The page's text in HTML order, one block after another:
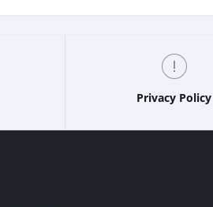
Privacy Policy